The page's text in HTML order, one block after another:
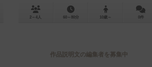
2～4人 60～80分 10歳～ 0件
作品説明文の編集者を募集中